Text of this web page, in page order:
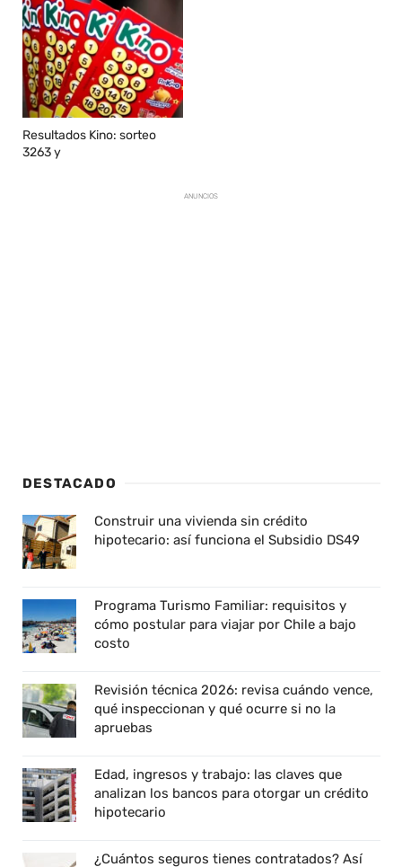
Resultados Kino: sorteo
3263 y
ANUNCIOS
DESTACADO
Construir una vivienda sin crédito
hipotecario: así funciona el Subsidio DS49
Programa Turismo Familiar: requisitos y
cómo postular para viajar por Chile a bajo
costo
Revisión técnica 2026: revisa cuándo vence,
qué inspeccionan y qué ocurre si no la
apruebas
Edad, ingresos y trabajo: las claves que
analizan los bancos para otorgar un crédito
hipotecario
¿Cuántos seguros tienes contratados? Así